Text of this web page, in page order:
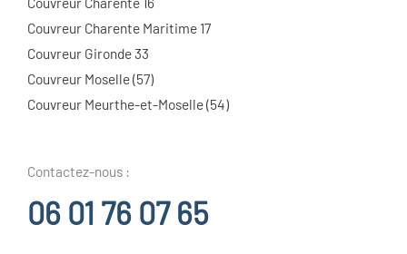
Couvreur Charente Maritime 17
Couvreur Gironde 33
Couvreur Moselle (57)
Couvreur Meurthe-et-Moselle (54)
Contactez-nous :
06 01 76 07 65